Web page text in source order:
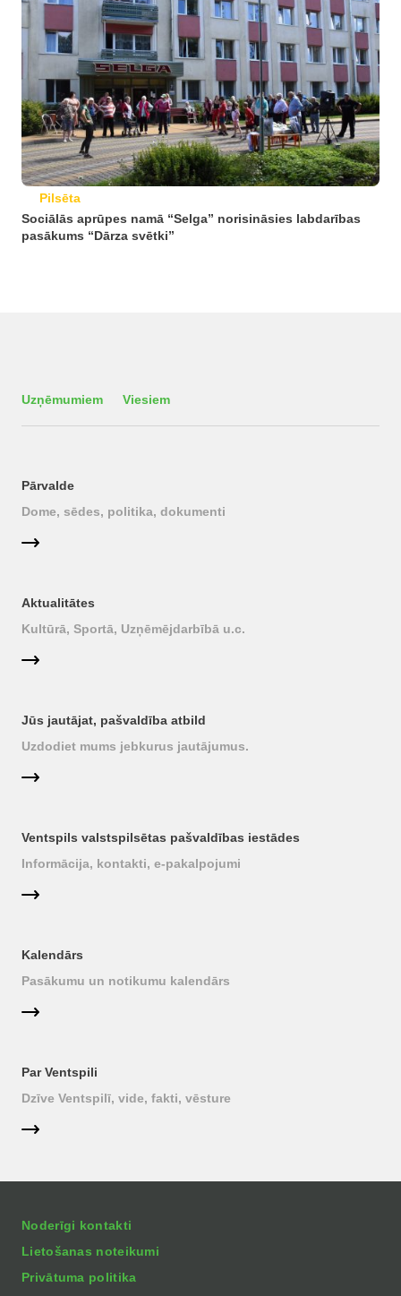
Pilsēta
Sociālās aprūpes namā “Selga” norisināsies labdarības
pasākums “Dārza svētki”
Uzņēmumiem Viesiem
Pārvalde
Dome, sēdes, politika, dokumenti
Aktualitātes
Kultūrā, Sportā, Uzņēmējdarbībā u.c.
Jūs jautājat, pašvaldība atbild
Uzdodiet mums jebkurus jautājumus.
Ventspils valstspilsētas pašvaldības iestādes
Informācija, kontakti, e-pakalpojumi
Kalendārs
Pasākumu un notikumu kalendārs
Par Ventspili
Dzīve Ventspilī, vide, fakti, vēsture
Noderīgi kontakti
Lietošanas noteikumi
Privātuma politika